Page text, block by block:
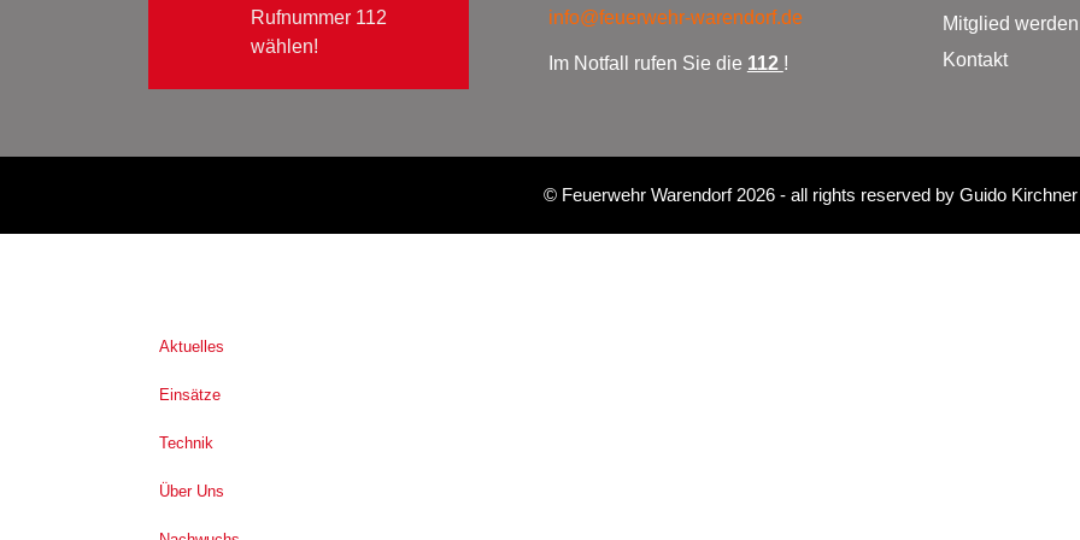
Rufnummer 112
wählen!
info@feuerwehr-warendorf.de
Im Notfall rufen Sie die 112 !
Mitglied
Kontakt
© Feuerwehr Warendorf 2026- all rights reserved by Guido Kirchner
Aktuelles
Einsätze
Technik
Über Uns